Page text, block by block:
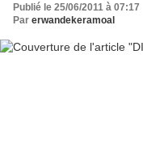
Publié le 25/06/2011 à 07:17
Par erwandekeramoal